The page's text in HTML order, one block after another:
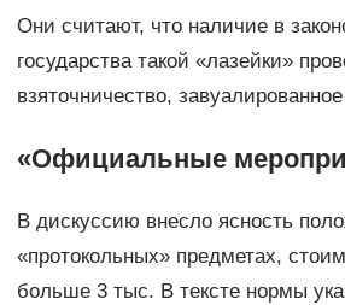
Они считают, что наличие в
государства такой «лазейки»
взяточничество,
«Официальные
В дискуссию внесло ясность
«протокольных» предметах,
больше 3 тыс. В тексте нормы